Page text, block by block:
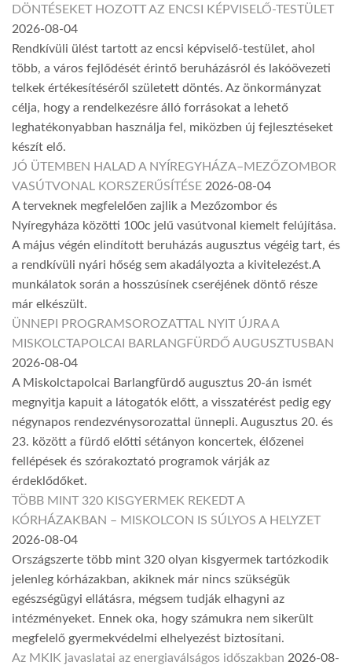
DÖNTÉSEKET HOZOTT AZ ENCSI KÉPVISELŐ-TESTÜLET
2026-08-04
Rendkívüli ülést tartott az encsi képviselő-testület, ahol
több, a város fejlődését érintő beruházásról és lakóövezeti
telkek értékesítéséről született döntés. Az önkormányzat
célja, hogy a rendelkezésre álló forrásokat a lehető
leghatékonyabban használja fel, miközben új fejlesztéseket
készít elő.
JÓ ÜTEMBEN HALAD A NYÍREGYHÁZA–MEZŐZOMBOR
VASÚTVONAL KORSZERŰSÍTÉSE 2026-08-04
A terveknek megfelelően zajlik a Mezőzombor és
Nyíregyháza közötti 100c jelű vasútvonal kiemelt felújítása.
A május végén elindított beruházás augusztus végéig tart, és
a rendkívüli nyári hőség sem akadályozta a kivitelezést.A
munkálatok során a hosszúsínek cseréjének döntő része
már elkészült.
ÜNNEPI PROGRAMSOROZATTAL NYIT ÚJRA A
MISKOLCTAPOLCAI BARLANGFÜRDŐ AUGUSZTUSBAN
2026-08-04
A Miskolctapolcai Barlangfürdő augusztus 20-án ismét
megnyitja kapuit a látogatók előtt, a visszatérést pedig egy
négynapos rendezvénysorozattal ünnepli. Augusztus 20. és
23. között a fürdő előtti sétányon koncertek, élőzenei
fellépések és szórakoztató programok várják az
érdeklődőket.
TÖBB MINT 320 KISGYERMEK REKEDT A
KÓRHÁZAKBAN – MISKOLCON IS SÚLYOS A HELYZET
2026-08-04
Országszerte több mint 320 olyan kisgyermek tartózkodik
jelenleg kórházakban, akiknek már nincs szükségük
egészségügyi ellátásra, mégsem tudják elhagyni az
intézményeket. Ennek oka, hogy számukra nem sikerült
megfelelő gyermekvédelmi elhelyezést biztosítani.
Az MKIK javaslatai az energiaválságos időszakban 2026-08-